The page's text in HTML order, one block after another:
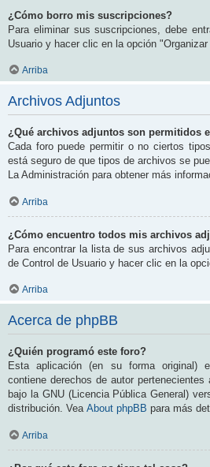
¿Cómo borro mis suscripciones?
Para eliminar sus suscripciones, debe
Usuario y hacer clic en la opción "Organizar
Arriba
Archivos Adjuntos
¿Qué archivos adjuntos son permitidos
Cada foro puede permitir o no ciertos
está seguro de que tipos de archivos se
La Administración para obtener más
Arriba
¿Cómo encuentro todos mis archivos
Para encontrar la lista de sus archivos
de Control de Usuario y hacer clic en la
Arriba
Acerca de phpBB
¿Quién programó este foro?
Esta aplicación (en su forma original)
contiene derechos de autor pertenecientes
bajo la GNU (Licencia Pública General)
distribución. Vea About phpBB para más
Arriba